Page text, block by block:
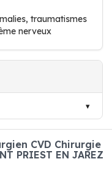
traumatismes
nerveux
CVD Chirurgie
PRIEST EN JAREZ